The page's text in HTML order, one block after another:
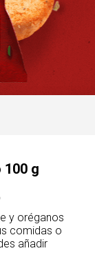
100 g
y oréganos
comidas o
añadir